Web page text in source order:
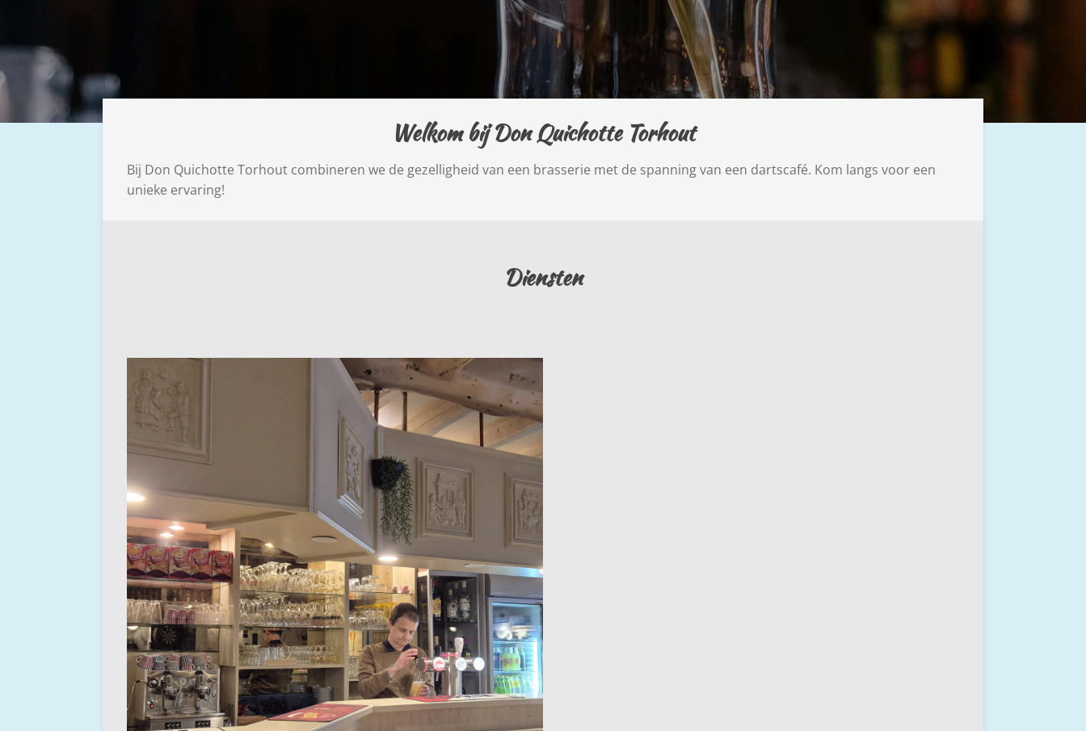
Welkom bij Don Quichotte Torhout
Bij Don Quichotte Torhout combineren we de gezelligheid van een brasserie met de spanning van een dartscafé. Kom langs voor een
unieke ervaring!
Diensten